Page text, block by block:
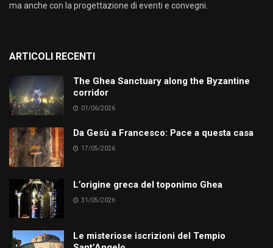
ma anche con la progettazione di eventi e convegni.
ARTICOLI RECENTI
The Ghea Sanctuary along the Byzantine
corridor
01/06/2026
Da Gesù a Francesco: Pace a questa casa
17/05/2026
L’origine greca del toponimo Ghea
31/05/2026
Le misteriose iscrizioni del Tempio